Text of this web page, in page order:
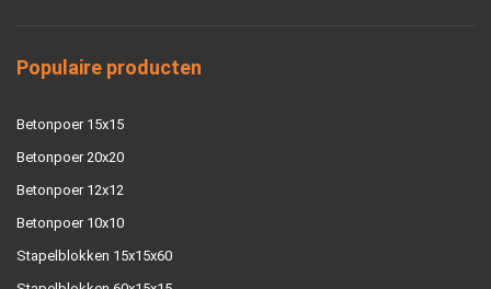
Populaire producten
Betonpoer 15x15
Betonpoer 20x20
Betonpoer 12x12
Betonpoer 10x10
Stapelblokken 15x15x60